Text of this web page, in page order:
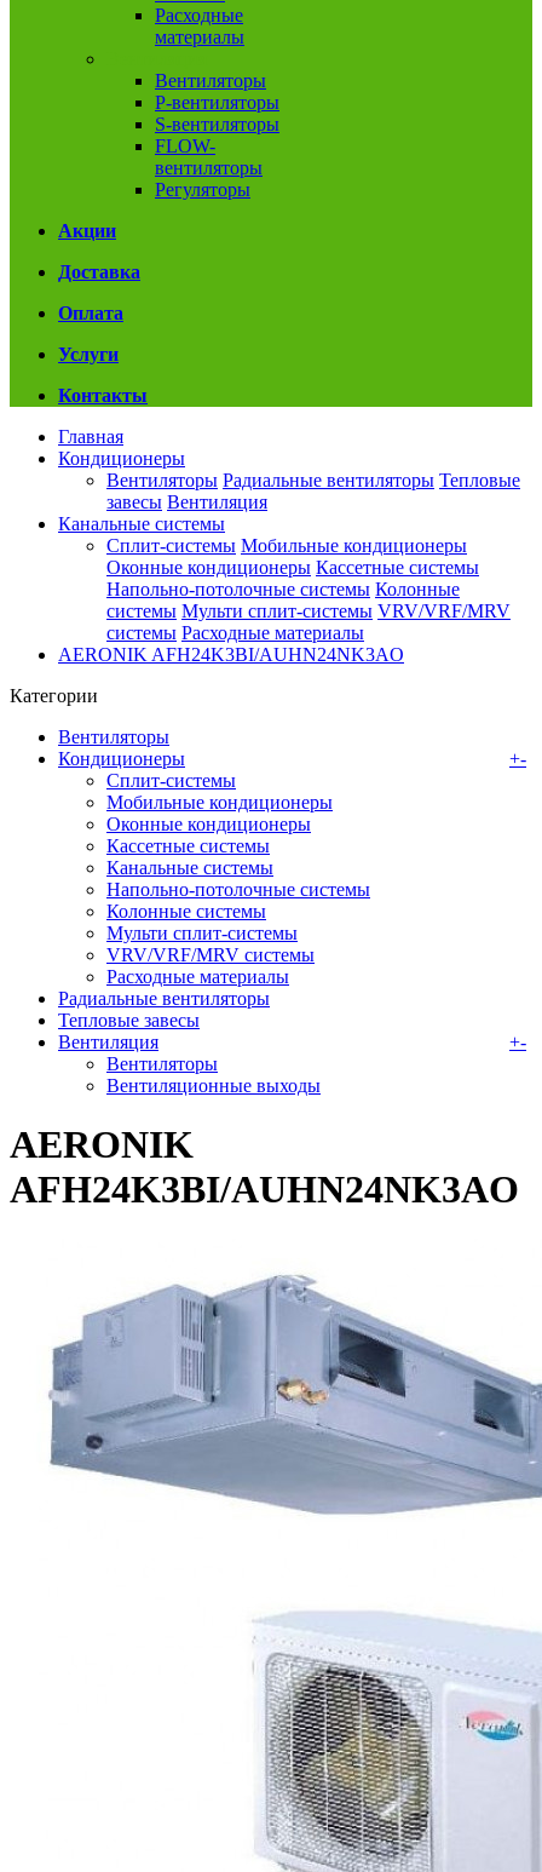
Расходные
материалы
Вентиляторы
P-вентиляторы
S-вентиляторы
FLOW-
вентиляторы
Регуляторы
Акции
Доставка
Оплата
Услуги
Контакты
Главная
Кондиционеры
Вентиляторы Радиальные вентиляторы Тепловые
завесы Вентиляция
Канальные системы
Сплит-системы Мобильные кондиционеры
Оконные кондиционеры Кассетные системы
Напольно-потолочные системы Колонные
системы Мульти сплит-системы VRV/VRF/MRV
системы Расходные материалы
AERONIK AFH24K3BI/AUHN24NK3AO
Категории
Вентиляторы
Кондиционеры
+-
Сплит-системы
Мобильные кондиционеры
Оконные кондиционеры
Кассетные системы
Канальные системы
Напольно-потолочные системы
Колонные системы
Мульти сплит-системы
VRV/VRF/MRV системы
Расходные материалы
Радиальные вентиляторы
Тепловые завесы
Вентиляция
+-
Вентиляторы
Вентиляционные выходы
AERONIK
AFH24K3BI/AUHN24NK3AO